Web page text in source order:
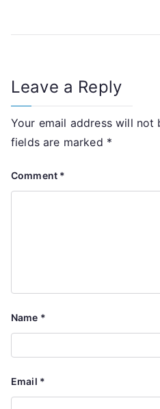
Leave a Reply
Your email address will not
fields are marked *
Comment *
Name *
Email *